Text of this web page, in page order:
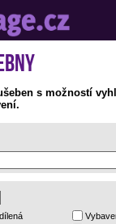
s možností